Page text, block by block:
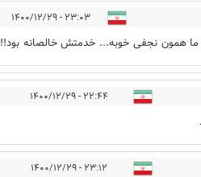
۲۳:۰۳ - ۱۴۰۰/۱۲/۲۹
ما همون نجفی خوبه... خدمتش خالصانه بود!!
۲۲:۴۴ - ۱۴۰۰/۱۲/۲۹
۲۳:۱۲ - ۱۴۰۰/۱۲/۲۹